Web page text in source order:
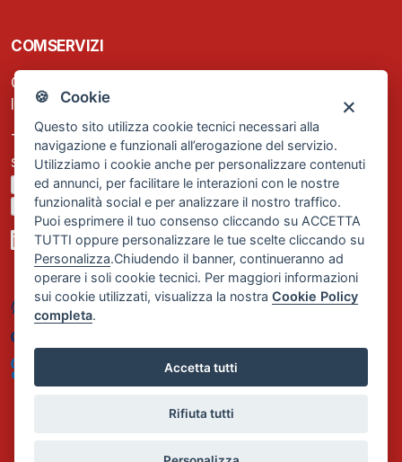
🍪 Cookie
Questo sito utilizza cookie tecnici necessari alla
navigazione e funzionali all’erogazione del servizio.
Utilizziamo i cookie anche per personalizzare contenuti
ed annunci, per facilitare le interazioni con le nostre
funzionalità social e per analizzare il nostro traffico.
Puoi esprimere il tuo consenso cliccando su ACCETTA
TUTTI oppure personalizzare le tue scelte cliccando su
Personalizza.Chiudendo il banner, continueranno ad
operare i soli cookie tecnici. Per maggiori informazioni
sui cookie utilizzati, visualizza la nostraCookie Policy
completa.
Accetta tutti
Rifiuta tutti
COMSERVIZI
C.F. e P.IVA: 13474420158
Iscrizione REA Milano n. 1656740
Tel. +39 02 2838 1307
segreteria@comservizi.eu
Privacy Policy
Cookie Policy